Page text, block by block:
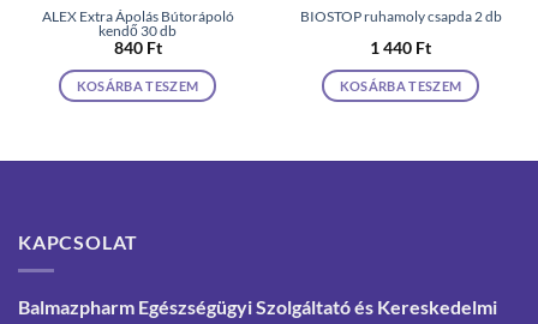
ALEX Extra Ápolás Bútorápoló
kendő 30 db
840 Ft
KOSÁRBA TESZEM
BIOSTOP ruhamoly csapda 2 db
1 440 Ft
KOSÁRBA TESZEM
KAPCSOLAT
Balmazpharm Egészségügyi Szolgáltató és Kereskedelmi